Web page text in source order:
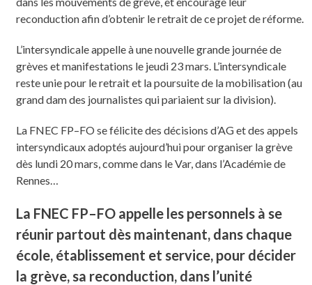
reconduction afin d’obtenir le retrait de ce projet de réforme.
L’intersyndicale appelle à une nouvelle grande journée de
grèves et manifestations le jeudi 23 mars. L’intersyndicale
reste unie pour le retrait et la poursuite de la mobilisation (au
grand dam des journalistes qui pariaient sur la division).
La FNEC FP–FO se félicite des décisions d’AG et des appels
intersyndicaux adoptés aujourd’hui pour organiser la grève
dès lundi 20 mars, comme dans le Var, dans l’Académie de
Rennes…
La FNEC FP–FO appelle les personnels à se
réunir partout dès maintenant, dans chaque
école, établissement et service, pour décider
la grève, sa reconduction, dans l’unité